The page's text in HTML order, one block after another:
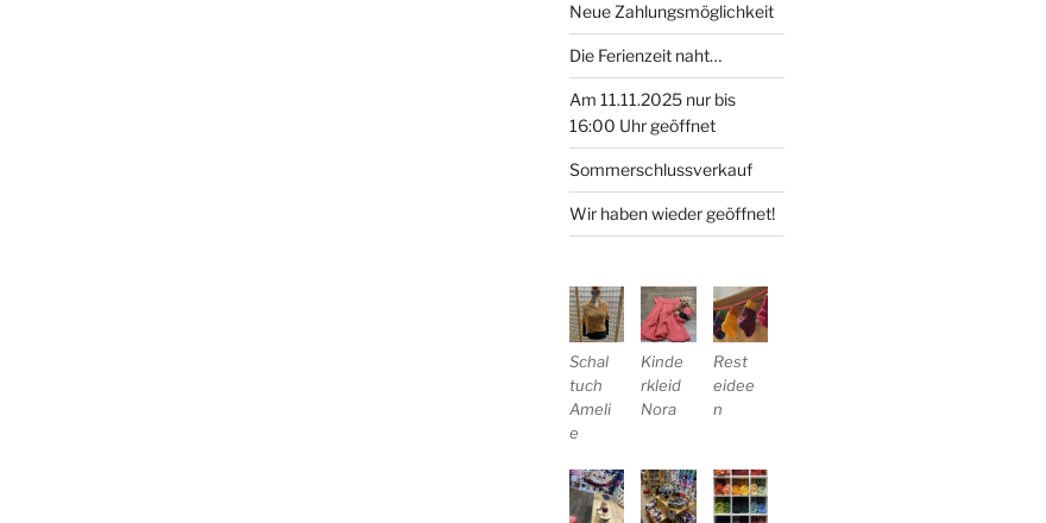
Neue Zahlungsmöglichkeit
Die Ferienzeit naht…
Am 11.11.2025 nur bis
16:00 Uhr geöffnet
Sommerschlussverkauf
Wir haben wieder geöffnet!
Schal
tuch
Ameli
e
Kinde
rkleid
Nora
Rest
eidee
n